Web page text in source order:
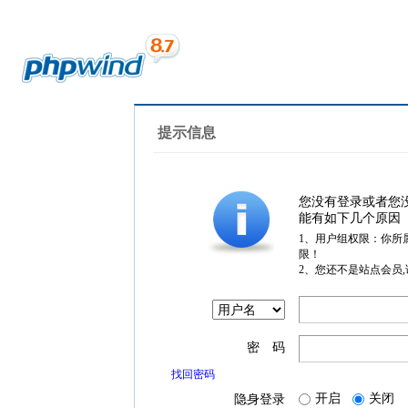
提示信息
您没有登录或者您
能有如下几个原因
1、用户组权限：你所
限！
2、您还不是站点会员
密 码
找回密码
隐身登录 开启 关闭